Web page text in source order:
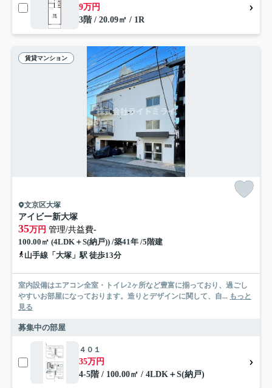
9万円
3階 / 20.09㎡ / 1R
賃貸マンション
文京区大塚
アイビー新大塚
35万円 管理/共益費-
100.00㎡ (4LDK＋S(納戸)) /築41年 /5階建
山手線「大塚」駅 徒歩13分
室内設備はエアコン全室・トイレ2ヶ所など豊富に揃っており、過ごし
やすいお部屋になっております。造りとデザインに関して、自... もっと
見る
募集中の部屋
４０１
35万円
4-5階 / 100.00㎡ / 4LDK＋S(納戸)